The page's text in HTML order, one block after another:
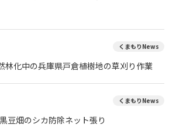
くまもりNews
林化中の兵庫県戸倉植樹地の草刈り作業
くまもりNews
豆畑のシカ防除ネット張り